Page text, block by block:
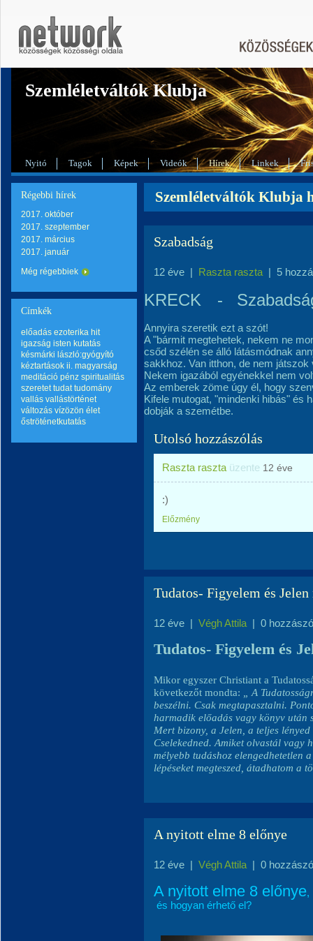
Szemléletváltók Klubja
Nyitó Tagok Képek Videók Hírek Linkek
Régebbi hírek
2017. október
2017. szeptember
2017. március
2017. január
Még régebbiek
Címkék
előadás ezoterika hit
igazság isten kutatás
késmárki lászló:gyógyító
kéztartások ii. magyarság
meditáció pénz spiritualitás
szeretet tudat tudomány
vallás vallástörténet
változás vízözön élet
őströténetkutatás
Szemléletváltók Klubja
Szabadság
12 éve | Raszta raszta | 5
KRECK -
Annyira szeretik ezt a szót!
A "bármit megtehetek, nekem ne
csőd szélén se álló látásmódnak
sakkhoz. Van itthon, de nem
Nekem igazából egyénekkel nem
Az emberek zöme úgy él, hogy
Kifele mutogat, "mindenki hibás" és
dobják a szemétbe.
Utolsó hozzászólás
Raszta raszta üzente 12 éve
:)
Előzmény
Tudatos- Figyelem és Jelen
12 éve | Végh Attila | 0
Tudatos- Figyelem és
Mikor egyszer Christiant a
következőt mondta:
„ A
beszélni. Csak megtapasztalni.
harmadik előadás vagy könyv után
Mert bizony, a Jelen, a teljes
Cselekedned. Amiket olvastál vagy
mélyebb tudáshoz elengedhetetlen
lépéseket megteszed, átadhatom a
A nyitott elme 8 előnye
12 éve | Végh Attila | 0
A nyitott elme 8 előnye,
és hogyan érhető el?